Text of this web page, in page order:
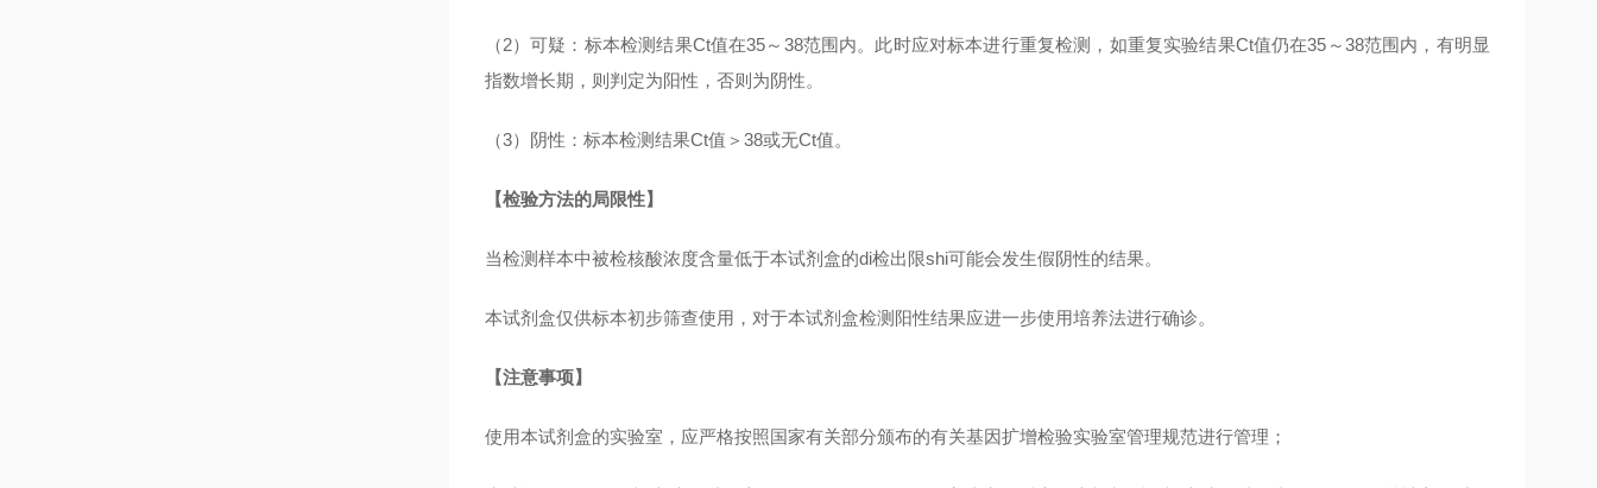
（2）可疑：标本检测结果Ct值在35～38范围内。此时应对标本进行重复检测，如重复实验结果Ct值仍在35～38范围内，有明显
指数增长期，则判定为阳性，否则为阴性。
（3）阴性：标本检测结果Ct值＞38或无Ct值。
【检验方法的局限性】
当检测样本中被检核酸浓度含量低于本试剂盒的di检出限shi可能会发生假阴性的结果。
本试剂盒仅供标本初步筛查使用，对于本试剂盒检测阳性结果应进一步使用培养法进行确诊。
【注意事项】
使用本试剂盒的实验室，应严格按照国家有关部分颁布的有关基因扩增检验实验室管理规范进行管理；